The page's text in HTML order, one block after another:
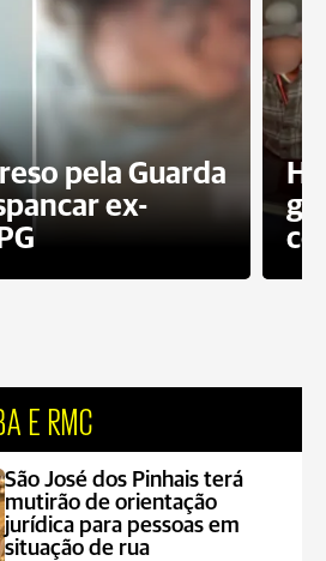
pela Guarda
ex-
E RMC
São José dos Pinhais terá
mutirão de orientação
jurídica para pessoas em
situação de rua